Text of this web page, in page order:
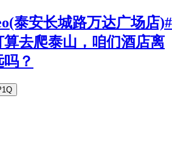
泰安长城路万达广场店)#
算去爬泰山，咱们酒店离
？